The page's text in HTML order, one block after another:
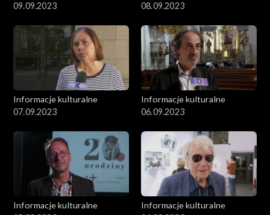
09.09.2023
08.09.2023
Informacje kulturalne
07.09.2023
Informacje kulturalne
06.09.2023
Informacje kulturalne
Informacje kulturalne